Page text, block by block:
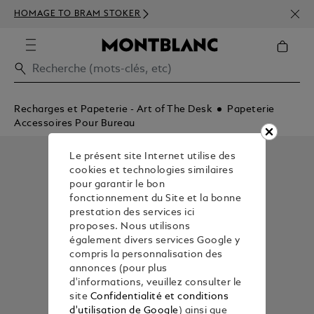
HOMAGE TO BRAM STOKER
DÈS
Recharges et Papeterie - Art of The Desk
Papeterie
Accessoires Pour Bureau
Le présent site Internet utilise des
cookies et technologies similaires
pour garantir le bon
fonctionnement du Site et la bonne
prestation des services ici
proposes. Nous utilisons
également divers services Google y
compris la personnalisation des
annonces (pour plus
d'informations, veuillez consulter le
site Confidentialité et conditions
d'utilisation de Google) ainsi que